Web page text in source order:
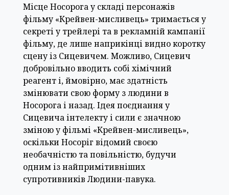
Місце Носорога у складі персонажів
фільму «Крейвен-мисливець» тримається у
секреті у трейлері та в рекламній кампанії
фільму, де лише наприкінці видно коротку
сцену із Сицевичем. Можливо, Сицевич
добровільно вводить собі хімічний
реагент і, ймовірно, має здатність
змінювати свою форму з людини в
Носорога і назад. Ідея поєднання у
Сицевича інтелекту і сили є значною
зміною у фільмі «Крейвен-мисливець»,
оскільки Носоріг відомий своєю
необачністю та повільністю, будучи
одним із найпримітивніших
супротивників Людини-павука.